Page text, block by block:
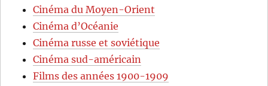
Cinéma du Moyen-Orient
Cinéma d’Océanie
Cinéma russe et soviétique
Cinéma sud-américain
Films des années 1900-1909